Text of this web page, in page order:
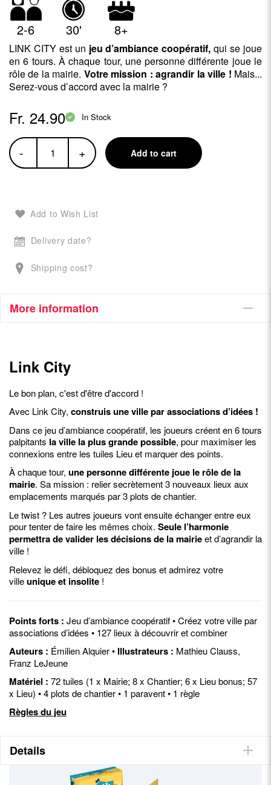
2-6 30' 8+
LINK CITY est un jeu d’ambiance coopératif, qui se joue
en 6 tours. À chaque tour, une personne différente joue le
rôle de la mairie. Votre mission : agrandir la ville ! Mais...
Serez-vous d’accord avec la mairie ?
Fr. 24.90 In Stock
- + Add to cart
Add to Wish List
Delivery date?
Shipping cost?
More information
Link City
Le bon plan, c'est d'être d'accord !
Avec Link City, construis une ville par associations d’idées !
Dans ce jeu d’ambiance coopératif, les joueurs créent en 6 tours
palpitants la ville la plus grande possible, pour maximiser les
connexions entre les tuiles Lieu et marquer des points.
À chaque tour, une personne différente joue le rôle de la
mairie. Sa mission : relier secrètement 3 nouveaux lieux aux
emplacements marqués par 3 plots de chantier.
Le twist ? Les autres joueurs vont ensuite échanger entre eux
pour tenter de faire les mêmes choix. Seule l’harmonie
permettra de valider les décisions de la mairieet d’agrandir la
ville !
Relevez le défi, débloquez des bonus et admirez votre
villeunique et insolite !
Points forts : Jeu d’ambiance coopératif • Créez votre ville par
associations d’idées • 127 lieux à découvrir et combiner
Auteurs : Émilien Alquier • Illustrateurs : Mathieu Clauss,
Franz LeJeune
Matériel : 72 tuiles (1 x Mairie; 8 x Chantier; 6 x Lieu bonus; 57
x Lieu) • 4 plots de chantier • 1 paravent • 1 règle
Règles du jeu
Details